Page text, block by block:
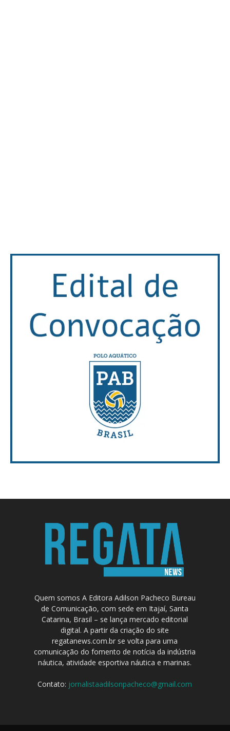
Quem somos A Editora Adilson Pacheco Bureau
de Comunicação, com sede em Itajaí, Santa
Catarina, Brasil – se lança mercado editorial
digital. A partir da criação do site
regatanews.com.br se volta para uma
comunicação do fomento de notícia da indústria
náutica, atividade esportiva náutica e marinas.
Contato: jornalistaadilsonpacheco@gmail.com